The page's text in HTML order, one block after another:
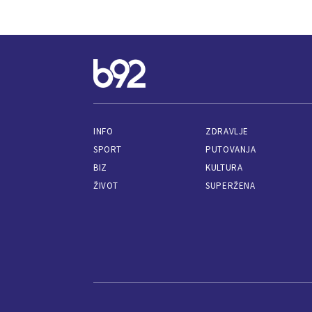
INFO
SPORT
BIZ
ŽIVOT
ZDRAVLJE
PUTOVANJA
KULTURA
SUPERŽENA